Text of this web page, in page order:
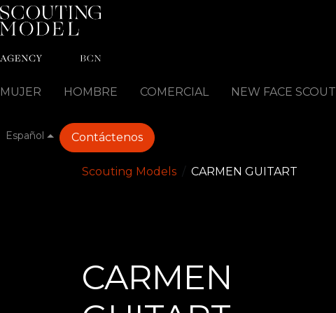
Ir al contenido
MUJER HOMBRE COMERCIAL NEW FACE SCOUT
Español Contáctenos
Scouting Models CARMEN GUITART
CARMEN